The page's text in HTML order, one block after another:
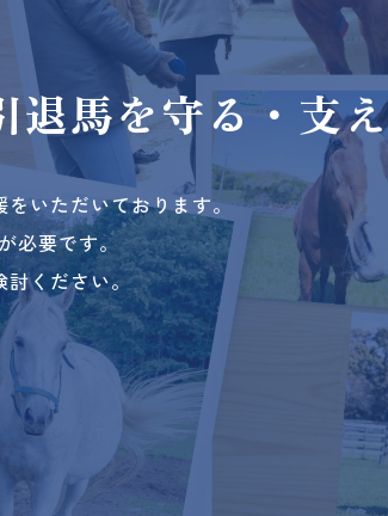
退馬を守る・支
いただいております。
必要です。
討ください。